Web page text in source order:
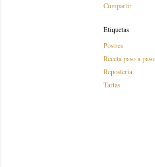
Compartir
Etiquetas
Postres
Receta paso a paso
Repostería
Tartas